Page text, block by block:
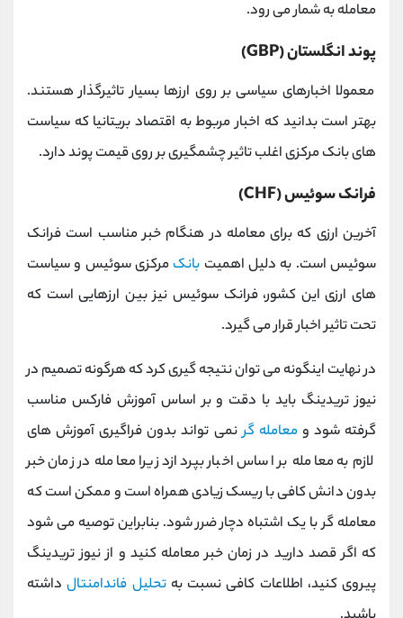
معامله به شمار می رود.
پوند انگلستان (GBP)
معمولا اخبارهای سیاسی بر روی ارزها بسیار تاثیرگذار هستند.
بهتر است بدانید که اخبار مربوط به اقتصاد بریتانیا که سیاست‌
های بانک مرکزی اغلب تاثیر چشمگیری بر روی قیمت پوند دارد.
فرانک سوئیس (CHF)
آخرین ارزی که برای معامله در هنگام خبر مناسب است فرانک
سوئیس است. به دلیل اهمیت بانک مرکزی سوئیس و سیاست‌
های ارزی این کشور، فرانک سوئیس نیز بین ارزهایی است که
تحت تاثیر اخبار قرار می ‌گیرد.
در نهایت اینگونه می توان نتیجه گیری کرد که هرگونه تصمیم در
نیوز تریدینگ باید با دقت و بر اساس آموزش فارکس مناسب
گرفته شود ومعامله گرنمی تواند بدون فراگیری آموزش های
لازم به معامله بر اساس اخبار بپردازد زیرا معامله در زمان خبر
بدون دانش کافی با ریسک‌ زیادی همراه است و ممکن است که
معامله گر با یک اشتباه دچار ضرر شود. بنابراین توصیه می شود
که اگر قصد دارید در زمان خبر معامله کنید و از نیوز تریدینگ
پیروی کنید، اطلاعات کافی نسبت بهتحلیل فاندامنتالداشته